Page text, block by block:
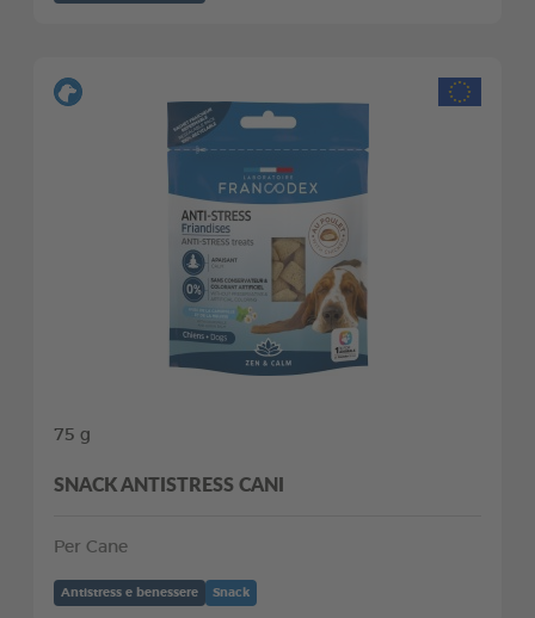
75 g
SNACK ANTISTRESS CANI
Per Cane
Antistress e benessere Snack